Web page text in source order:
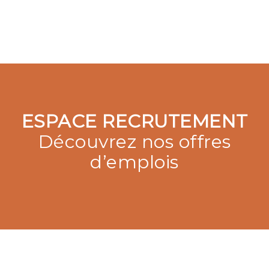
ESPACE RECRUTEMENT
Découvrez nos offres
d’emplois